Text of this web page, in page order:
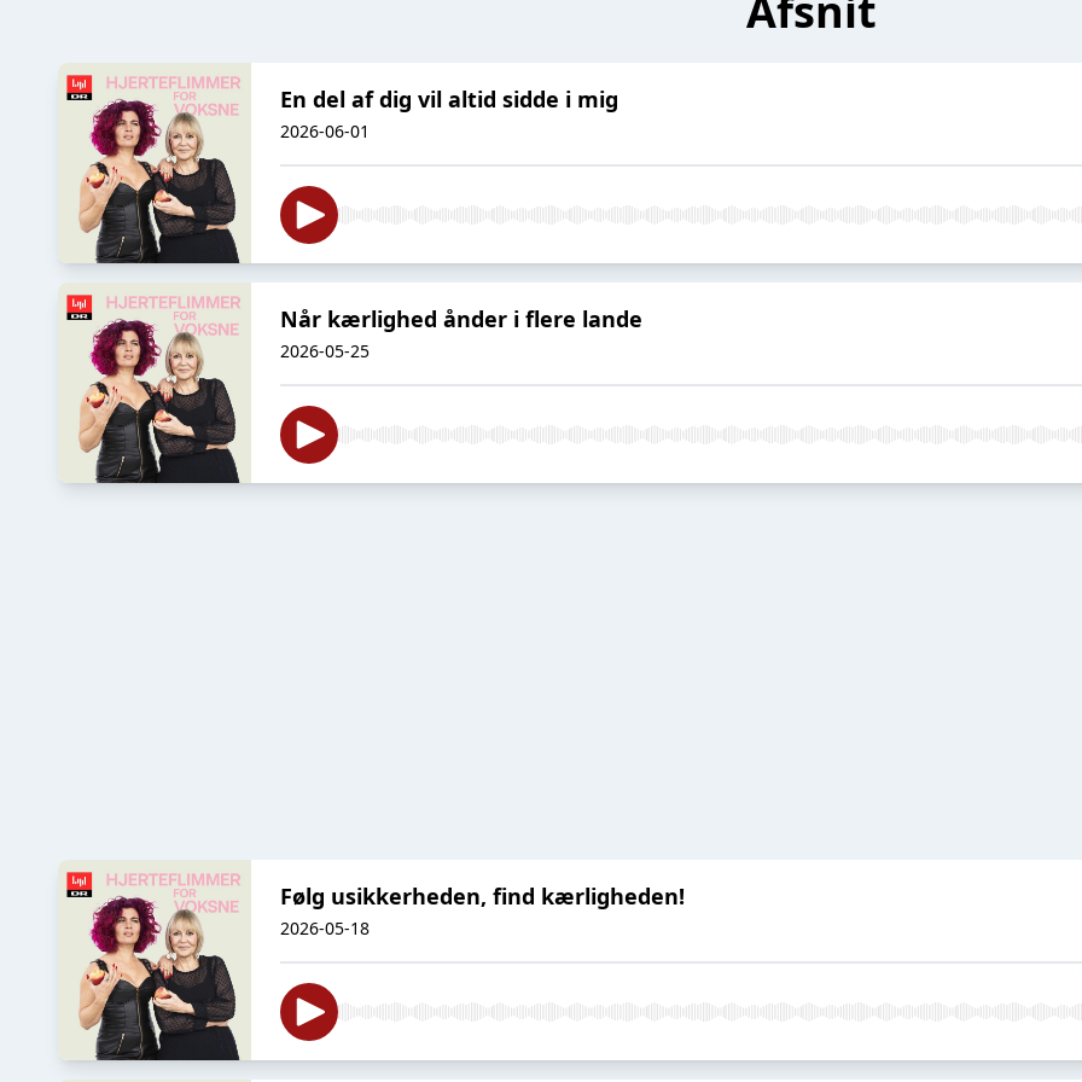
En del af dig vil altid sidde i mig
2026-06-01
Når kærlighed ånder i flere lande
2026-05-25
Følg usikkerheden, find kærligheden!
2026-05-18